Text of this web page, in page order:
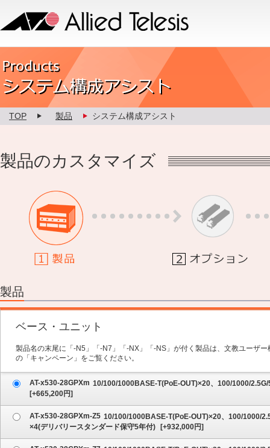
Product カスタマイズ
TOP 製品 システム構成アシスト
製品のカスタマイズ
3.保守サービス
4.内容の確認
製品
ベース・ユニット
製品名の末尾に「-N5」「-N7」「-NX」「-NS」が付く製品は、文教ユーザ
の「キャンペーン」をご覧ください。
AT-x530-28GPXm 10/100/1000BASE-T(PoE-OUT)×20、100/1000/
[+665,200円]
AT-x530-28GPXm-Z5 10/100/1000BASE-T(PoE-OUT)×20、100/1000/
×4(デリバリースタンダード保守5年付)
[+932,000円]